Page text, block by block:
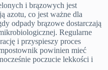
i brązowych jest
azotu, co jest ważne dla
odpady brązowe dostarczają
Regularne
i przyspieszy proces
powinien mieć
poczucie lekkości i